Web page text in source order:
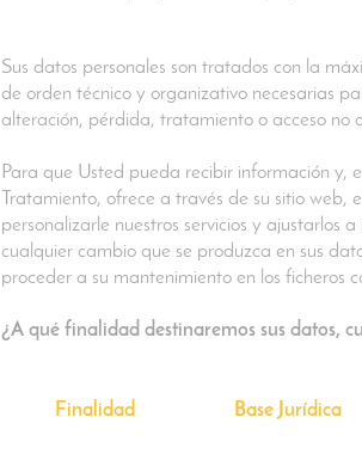
Sus datos personales son tratados con la
de orden técnico y organizativo necesarias
alteración, pérdida, tratamiento o acceso no
Para que Usted pueda recibir información y,
Tratamiento, ofrece a través de su sitio web,
personalizarle nuestros servicios y ajustarlos
cualquier cambio que se produzca en sus
proceder a su mantenimiento en los ficheros
¿A qué finalidad destinaremos sus datos,
Finalidad Base Jurídica